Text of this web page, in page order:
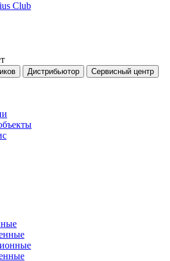
Club
Дистрибьютор Сервисный центр